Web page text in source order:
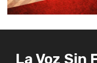
La Voz Sin